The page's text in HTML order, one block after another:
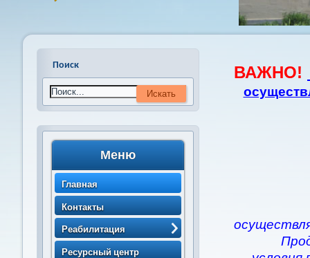
Поиск
Меню
Главная
Контакты
Реабилитация
> Порядок направления
Ресурсный центр
ВАЖНО!